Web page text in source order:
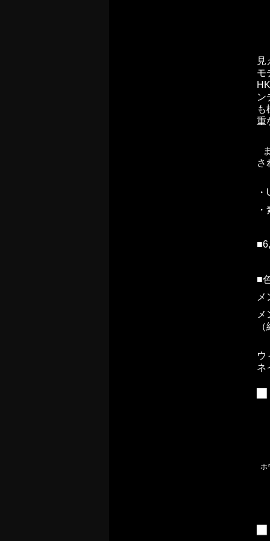
見
モ
ン
も
重
さ
■
ウ
ネ
ホ